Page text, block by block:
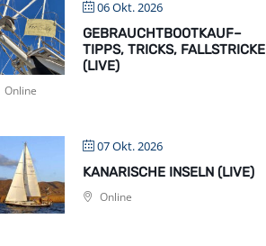
06 Okt. 2026
GEBRAUCHTBOOTKAUF–
TIPPS, TRICKS, FALLSTRICKE
(LIVE)
Online
07 Okt. 2026
KANARISCHE INSELN (LIVE)
Online